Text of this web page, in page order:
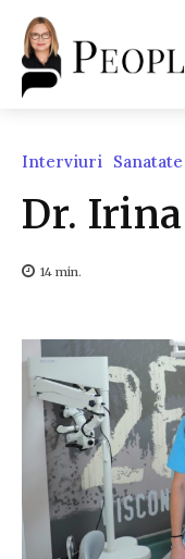
Interviuri Sanatate
Dr.
14 min.